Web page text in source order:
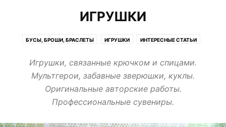
ИГРУШКИ
БУСЫ, БРОШИ, БРАСЛЕТЫ ИГРУШКИ ИНТЕРЕСНЫЕ СТАТЬИ
ЧЕХЛЫ ДЛЯ МОБИЛЬНЫХ ТЕЛЕФОНОВ
ШАПКИ, ШАРФЫ, ВАРЕЖКИ, НОСКИ
Игрушки, связанные крючком и спицами.
Мультгерои, забавные зверюшки, куклы.
Оригинальные авторские работы.
Профессиональные сувениры.